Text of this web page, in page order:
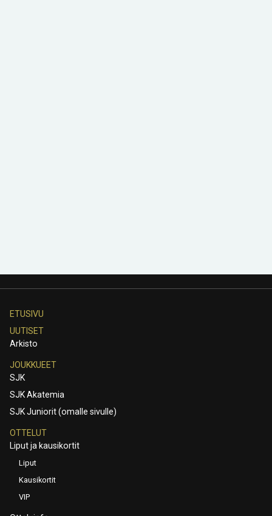
ETUSIVU
UUTISET
Arkisto
JOUKKUEET
SJK
SJK Akatemia
SJK Juniorit (omalle sivulle)
OTTELUT
Liput ja kausikortit
Liput
Kausikortit
VIP